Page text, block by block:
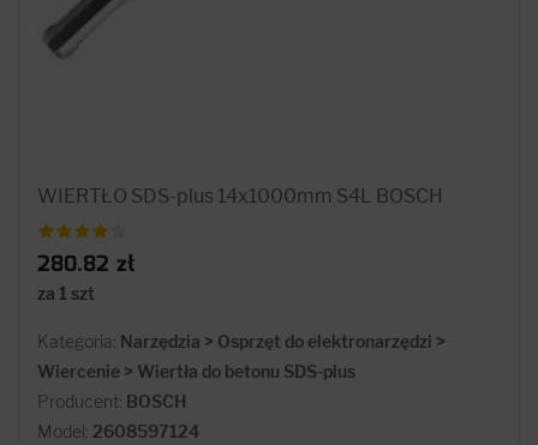
WIERTŁO SDS-plus 14x1000mm S4L BOSCH
280.82 zł
za 1 szt
Kategoria: Narzędzia > Osprzęt do elektronarzędzi >
Wiercenie > Wiertła do betonu SDS-plus
Producent: BOSCH
Model: 2608597124